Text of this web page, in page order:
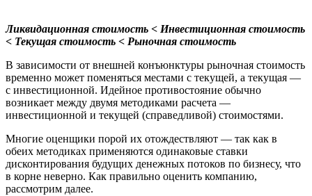
Ликвидационная стоимость < Инвестиционная стоимость
< Текущая стоимость < Рыночная стоимость
В зависимости от внешней конъюнктуры рыночная стоимость
временно может поменяться местами с текущей, а текущая —
с инвестиционной. Идейное противостояние обычно
возникает между двумя методиками расчета —
инвестиционной и текущей (справедливой) стоимостями.
Многие оценщики порой их отождествляют — так как в
обеих методиках применяются одинаковые ставки
дисконтирования будущих денежных потоков по бизнесу, что
в корне неверно. Как правильно оценить компанию,
рассмотрим далее.